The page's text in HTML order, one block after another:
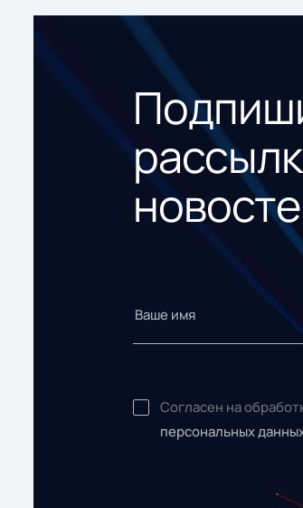
Согласен на
персональных